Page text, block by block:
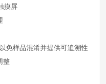
摸屏
免样品混淆并提供可追溯性
整